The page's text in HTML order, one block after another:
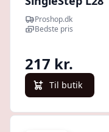
Pruning shears
Proshop.dk
Bedste pris
217 kr.
Til butik